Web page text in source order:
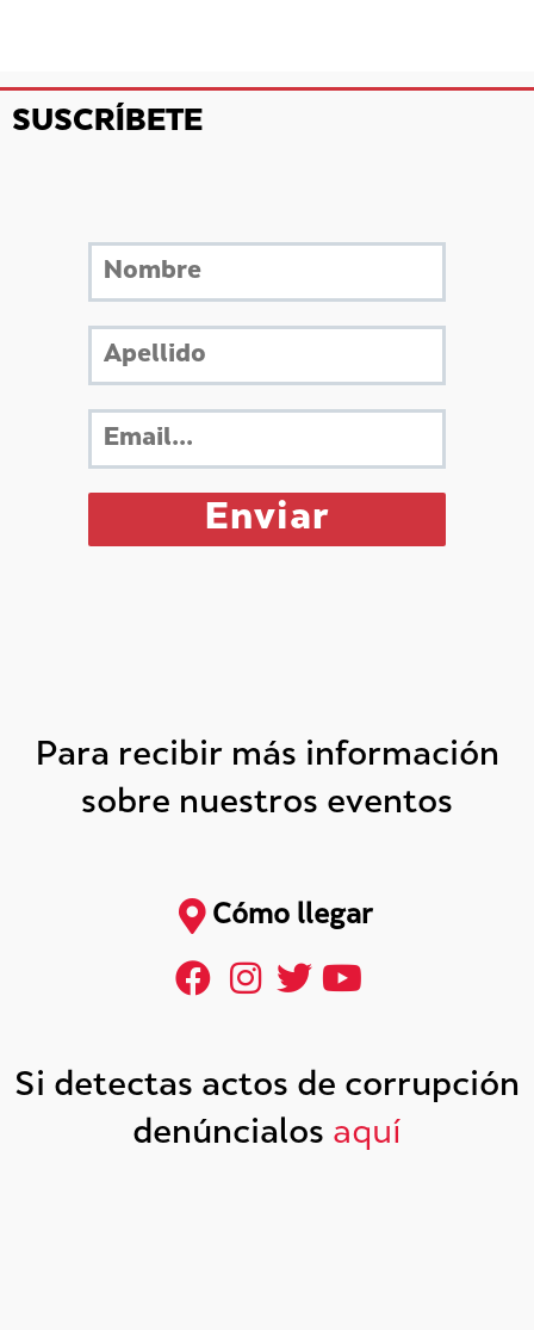
SUSCRÍBETE
Para recibir más información
sobre nuestros eventos
Cómo llegar
Si detectas actos de corrupción
denúncialos aquí